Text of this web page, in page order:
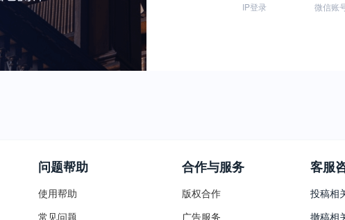
IP登录 微信账
问题帮助
使用帮助
常见问题
合作与服务
版权合作
广告服务
客服
投稿相
撤稿相